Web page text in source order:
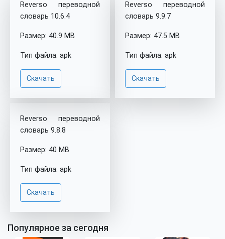
Reverso переводной
словарь 10.6.4
Размер: 40.9 MB
Тип файла: apk
Скачать
Reverso переводной
словарь 9.9.7
Размер: 47.5 MB
Тип файла: apk
Скачать
Reverso переводной
словарь 9.8.8
Размер: 40 MB
Тип файла: apk
Скачать
Популярное за сегодня